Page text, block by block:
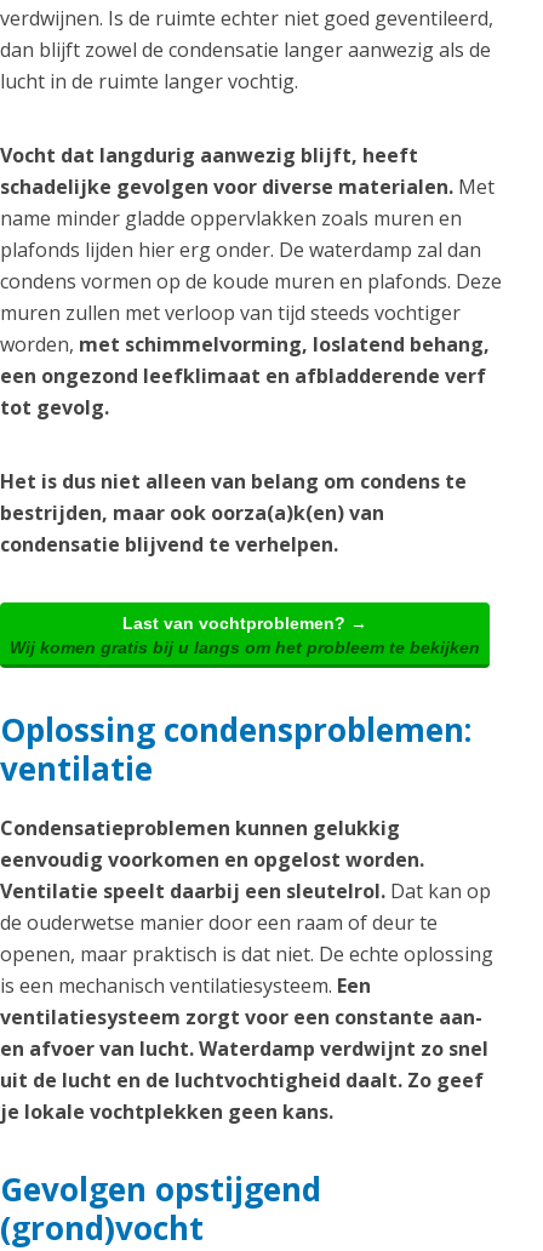
verdwijnen. Is de ruimte echter niet goed geventileerd,
dan blijft zowel de condensatie langer aanwezig als de
lucht in de ruimte langer vochtig.
Vocht dat langdurig aanwezig blijft, heeft
schadelijke gevolgen voor diverse materialen. Met
name minder gladde oppervlakken zoals muren en
plafonds lijden hier erg onder. De waterdamp zal dan
condens vormen op de koude muren en plafonds. Deze
muren zullen met verloop van tijd steeds vochtiger
worden, met schimmelvorming, loslatend behang,
een ongezond leefklimaat en afbladderende verf
tot gevolg.
Het is dus niet alleen van belang om condens te
bestrijden, maar ook oorza(a)k(en) van
condensatie blijvend te verhelpen.
Last van vochtproblemen? →
Wij komen gratis bij u langs om het probleem te bekijken
Oplossing condensproblemen:
ventilatie
Condensatieproblemen kunnen gelukkig
eenvoudig voorkomen en opgelost worden.
Ventilatie speelt daarbij een sleutelrol. Dat kan op
de ouderwetse manier door een raam of deur te
openen, maar praktisch is dat niet. De echte oplossing
is een mechanisch ventilatiesysteem. Een
ventilatiesysteem zorgt voor een constante aan-
en afvoer van lucht. Waterdamp verdwijnt zo snel
uit de lucht en de luchtvochtigheid daalt. Zo geef
je lokale vochtplekken geen kans.
Gevolgen opstijgend
(grond)vocht